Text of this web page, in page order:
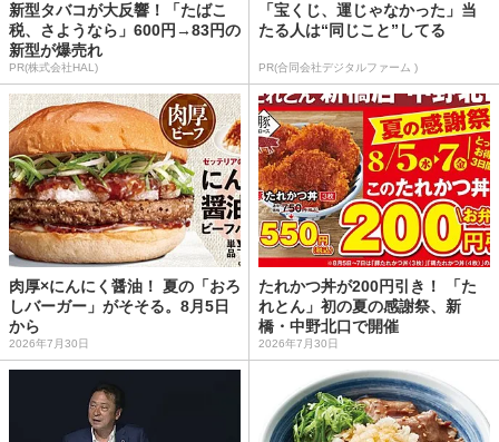
新型タバコが大反響！「たばこ
税、さようなら」600円→83円の
新型が爆売れ
PR(株式会社HAL)
「宝くじ、運じゃなかった」当
たる人は“同じこと”してる
PR(合同会社デジタルファーム )
肉厚×にんにく醤油！ 夏の「おろ
しバーガー」がそそる。8月5日
から
2026年7月30日
たれかつ丼が200円引き！ 「た
れとん」初の夏の感謝祭、新
橋・中野北口で開催
2026年7月30日